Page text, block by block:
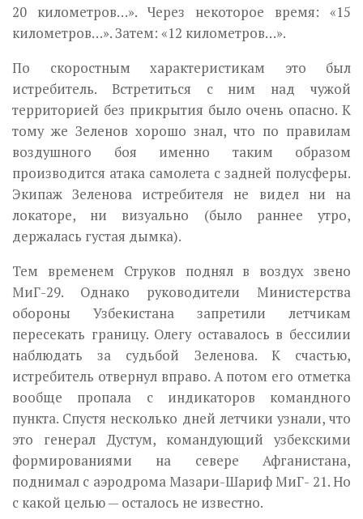
20 километров…». Через некоторое время: «15
километров…». Затем: «12 километров…».
По скоростным характеристикам это был
истребитель. Встретиться с ним над чужой
территорией без прикрытия было очень опасно. К
тому же Зеленов хорошо знал, что по правилам
воздушного боя именно таким образом
производится атака самолета с задней полусферы.
Экипаж Зеленова истребителя не видел ни на
локаторе, ни визуально (было раннее утро,
держалась густая дымка).
Тем временем Струков поднял в воздух звено
МиГ-29. Однако руководители Министерства
обороны Узбекистана запретили летчикам
пересекать границу. Олегу оставалось в бессилии
наблюдать за судьбой Зеленова. К счастью,
истребитель отвернул вправо. А потом его отметка
вообще пропала с индикаторов командного
пункта. Спустя несколько дней летчики узнали, что
это генерал Дустум, командующий узбекскими
формированиями на севере Афганистана,
поднимал с аэродрома Мазари-Шариф МиГ- 21. Но
с какой целью — осталось не известно.